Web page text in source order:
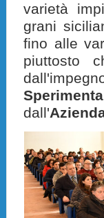
varietà
grani
fino alle
piuttosto
dall'